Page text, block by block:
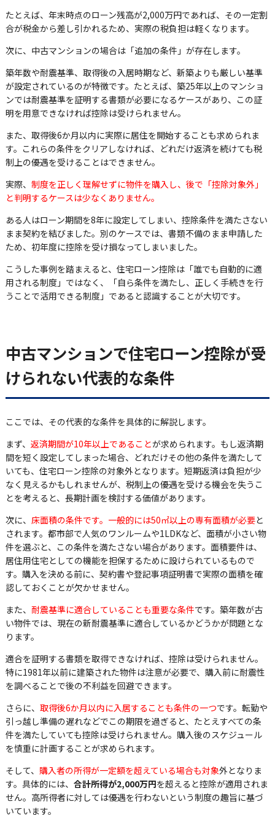
たとえば、年末時点のローン残高が2,000万円であれば、その一定割
合が税金から差し引かれるため、実際の税負担は軽くなります。
次に、中古マンションの場合は「追加の条件」が存在します。
築年数や耐震基準、取得後の入居時期など、新築よりも厳しい基準
が設定されているのが特徴です。たとえば、築25年以上のマンショ
ンでは耐震基準を証明する書類が必要になるケースがあり、この証
明を用意できなければ控除は受けられません。
また、取得後6か月以内に実際に居住を開始することも求められま
す。これらの条件をクリアしなければ、どれだけ返済を続けても税
制上の優遇を受けることはできません。
実際、 制度を正しく理解せずに物件を購入し、後で「控除対象外」
と判明するケースは少なくありません。
ある人はローン期間を8年に設定してしまい、控除条件を満たさない
まま契約を結びました。別のケースでは、書類不備のまま申請した
ため、初年度に控除を受け損なってしまいました。
こうした事例を踏まえると、住宅ローン控除は「誰でも自動的に適
用される制度」ではなく、「自ら条件を満たし、正しく手続きを行
うことで活用できる制度」であると認識することが大切です。
中古マンションで住宅ローン控除が受
けられない代表的な条件
ここでは、その代表的な条件を具体的に解説します。
まず、 返済期間が10年以上であることが求められます。もし返済期
間を短く設定してしまった場合、どれだけその他の条件を満たして
いても、住宅ローン控除の対象外となります。短期返済は負担が少
なく見えるかもしれませんが、税制上の優遇を受ける機会を失うこ
とを考えると、長期計画を検討する価値があります。
次に、 床面積の条件です。一般的には50㎡以上の専有面積が必要と
されます。都市部で人気のワンルームや1LDKなど、面積が小さい物
件を選ぶと、この条件を満たさない場合があります。面積要件は、
居住用住宅としての機能を担保するために設けられているもので
す。購入を決める前に、契約書や登記事項証明書で実際の面積を確
認しておくことが欠かせません。
また、 耐震基準に適合していることも重要な条件です。築年数が古
い物件では、現在の新耐震基準に適合しているかどうかが問題とな
ります。
適合を証明する書類を取得できなければ、控除は受けられません。
特に1981年以前に建築された物件は注意が必要で、購入前に耐震性
を調べることで後の不利益を回避できます。
さらに、 取得後6か月以内に入居することも条件の一つです。転勤や
引っ越し準備の遅れなどでこの期限を過ぎると、たとえすべての条
件を満たしていても控除は受けられません。購入後のスケジュール
を慎重に計画することが求められます。
そして、 購入者の所得が一定額を超えている場合も対象外となりま
す。具体的には、 合計所得が2,000万円を超えると控除が適用されま
せん。高所得者に対しては優遇を行わないという制度の趣旨に基づ
いています。